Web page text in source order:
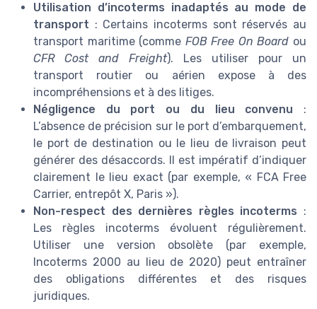
Utilisation d’incoterms inadaptés au mode de
transport : Certains incoterms sont réservés au
transport maritime (comme FOB Free On Board ou
CFR Cost and Freight). Les utiliser pour un
transport routier ou aérien expose à des
incompréhensions et à des litiges.
Négligence du port ou du lieu convenu :
L’absence de précision sur le port d’embarquement,
le port de destination ou le lieu de livraison peut
générer des désaccords. Il est impératif d’indiquer
clairement le lieu exact (par exemple, « FCA Free
Carrier, entrepôt X, Paris »).
Non-respect des dernières règles incoterms :
Les règles incoterms évoluent régulièrement.
Utiliser une version obsolète (par exemple,
Incoterms 2000 au lieu de 2020) peut entraîner
des obligations différentes et des risques
juridiques.